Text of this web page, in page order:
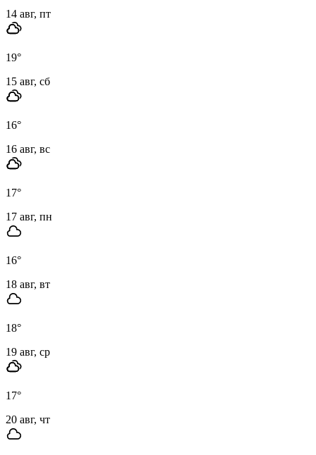
14 авг, пт
19°
15 авг, сб
16°
16 авг, вс
17°
17 авг, пн
16°
18 авг, вт
18°
19 авг, ср
17°
20 авг, чт